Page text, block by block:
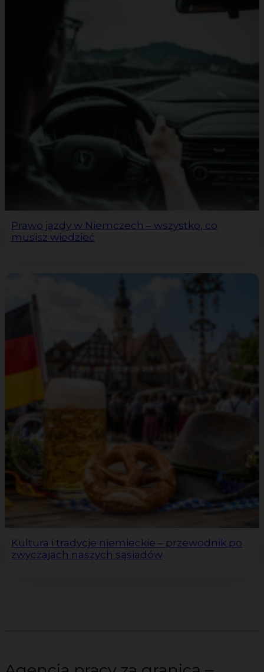
Prawo jazdy w Niemczech – wszystko, co
musisz wiedzieć
Kultura i tradycje niemieckie – przewodnik po
zwyczajach naszych sąsiadów